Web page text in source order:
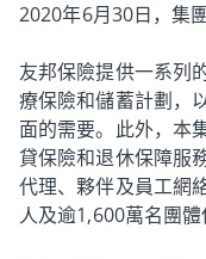
2020年6月30日，集
友邦保險提供一系列
療保險和儲蓄計劃，
面的需要。此外，本
貸保險和退休保障服
代理、夥伴及員工網
人及逾1,600萬名團